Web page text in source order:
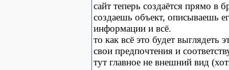
сайт теперь создаётся прямо в
создаешь объект, описываешь
информации и всё.
то как всё это будет выглядеть
свои предпочтения и
тут главное не внешний вид